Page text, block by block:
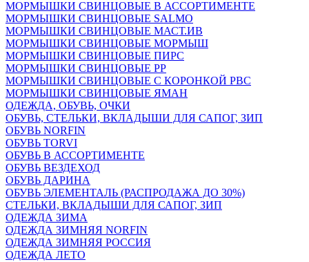
МОРМЫШКИ СВИНЦОВЫЕ В АССОРТИМЕНТЕ
МОРМЫШКИ СВИНЦОВЫЕ SALMO
МОРМЫШКИ СВИНЦОВЫЕ МАСТ.ИВ
МОРМЫШКИ СВИНЦОВЫЕ МОРМЫШ
МОРМЫШКИ СВИНЦОВЫЕ ПИРС
МОРМЫШКИ СВИНЦОВЫЕ РР
МОРМЫШКИ СВИНЦОВЫЕ С КОРОНКОЙ РВС
МОРМЫШКИ СВИНЦОВЫЕ ЯМАН
ОДЕЖДА, ОБУВЬ, ОЧКИ
ОБУВЬ, СТЕЛЬКИ, ВКЛАДЫШИ ДЛЯ САПОГ, ЗИП
ОБУВЬ NORFIN
ОБУВЬ TORVI
ОБУВЬ В АССОРТИМЕНТЕ
ОБУВЬ ВЕЗДЕХОД
ОБУВЬ ДАРИНА
ОБУВЬ ЭЛЕМЕНТАЛЬ (РАСПРОДАЖА ДО 30%)
СТЕЛЬКИ, ВКЛАДЫШИ ДЛЯ САПОГ, ЗИП
ОДЕЖДА ЗИМА
ОДЕЖДА ЗИМНЯЯ NORFIN
ОДЕЖДА ЗИМНЯЯ РОССИЯ
ОДЕЖДА ЛЕТО